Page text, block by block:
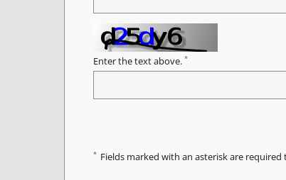
Enter the text above. *
* Fields marked with an asterisk are required